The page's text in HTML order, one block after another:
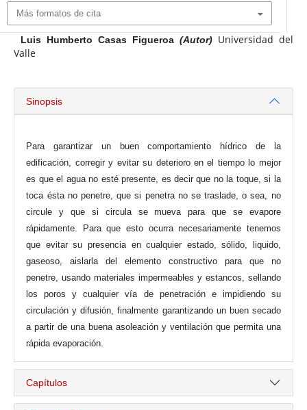
Más formatos de cita
Luis Humberto Casas Figueroa(Autor) Universidad del
Valle
Sinopsis
Para garantizar un buen comportamiento hídrico de la
edificación, corregir y evitar su deterioro en el tiempo lo mejor
es que el agua no esté presente, es decir que no la toque, si la
toca ésta no penetre, que si penetra no se traslade, o sea, no
circule y que si circula se mueva para que se evapore
rápidamente. Para que esto ocurra necesariamente tenemos
que evitar su presencia en cualquier estado, sólido, liquido,
gaseoso, aislarla del elemento constructivo para que no
penetre, usando materiales impermeables y estancos, sellando
los poros y cualquier vía de penetración e impidiendo su
circulación y difusión, finalmente garantizando un buen secado
a partir de una buena asoleación y ventilación que permita una
rápida evaporación.
Capítulos